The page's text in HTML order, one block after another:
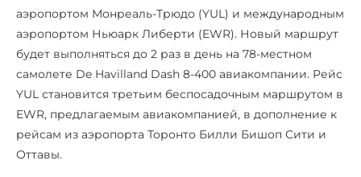
аэропортом Монреаль-Трюдо (YUL) и международным
аэропортом Ньюарк Либерти (EWR). Новый маршрут
будет выполняться до 2 раз в день на 78-местном
самолете De Havilland Dash 8-400 авиакомпании. Рейс
YUL становится третьим беспосадочным маршрутом в
EWR, предлагаемым авиакомпанией, в дополнение к
рейсам из аэропорта Торонто Билли Бишоп Сити и
Оттавы.